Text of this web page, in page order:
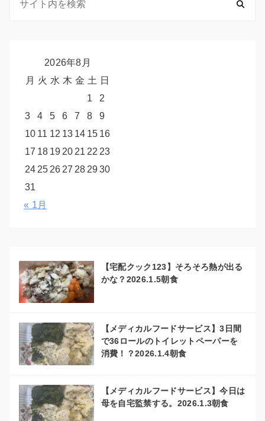
2026年8月
月 火 水 木 金 土 日
1
2
3
4 5 6 7 8
9
10 11 12 13 14 15 16
17 18 19 20 21 22 23
24 25 26 27 28 2930
31
« 1月
【宅配クック123】そろそろ熱が出る
かな？2026.1.5朝食
【メディカルフードサービス】3日間
で36ロールのトイレットペーパーを
消費！？2026.1.4朝食
【メディカルフードサービス】今日は
母を自宅監禁する。2026.1.3朝食